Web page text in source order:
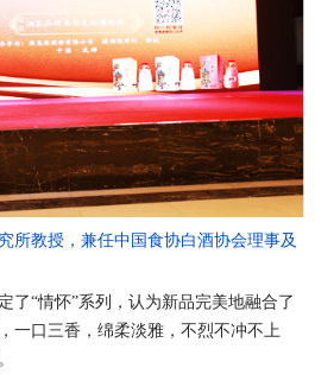
所教授，兼任中国食协白酒协会理事及
了“情怀”系列，认为新品完美地融合了
一口三香，绵柔淡雅，不烈不冲不上